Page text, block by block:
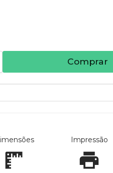
Comprar
Impressão